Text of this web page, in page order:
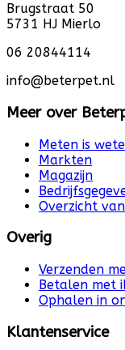
Brugstraat 50
5731 HJ Mierlo
06 20844114
info@beterpet.nl
Meer over
Meten is
Markten
Magazijn
Overzicht
Overig
Verzenden
Betalen met
Ophalen in
Klantenservice